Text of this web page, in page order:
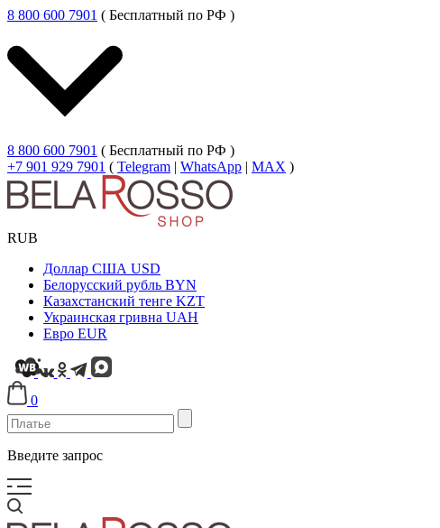
8 800 600 7901 ( Бесплатный по РФ )
8 800 600 7901 ( Бесплатный по РФ )
+7 901 929 7901 ( Telegram | WhatsApp | MAX )
RUB
Доллар США USD
Белорусский рубль BYN
Казахстанский тенге KZT
Украинская гривна UAH
Евро EUR
0
Введите запрос